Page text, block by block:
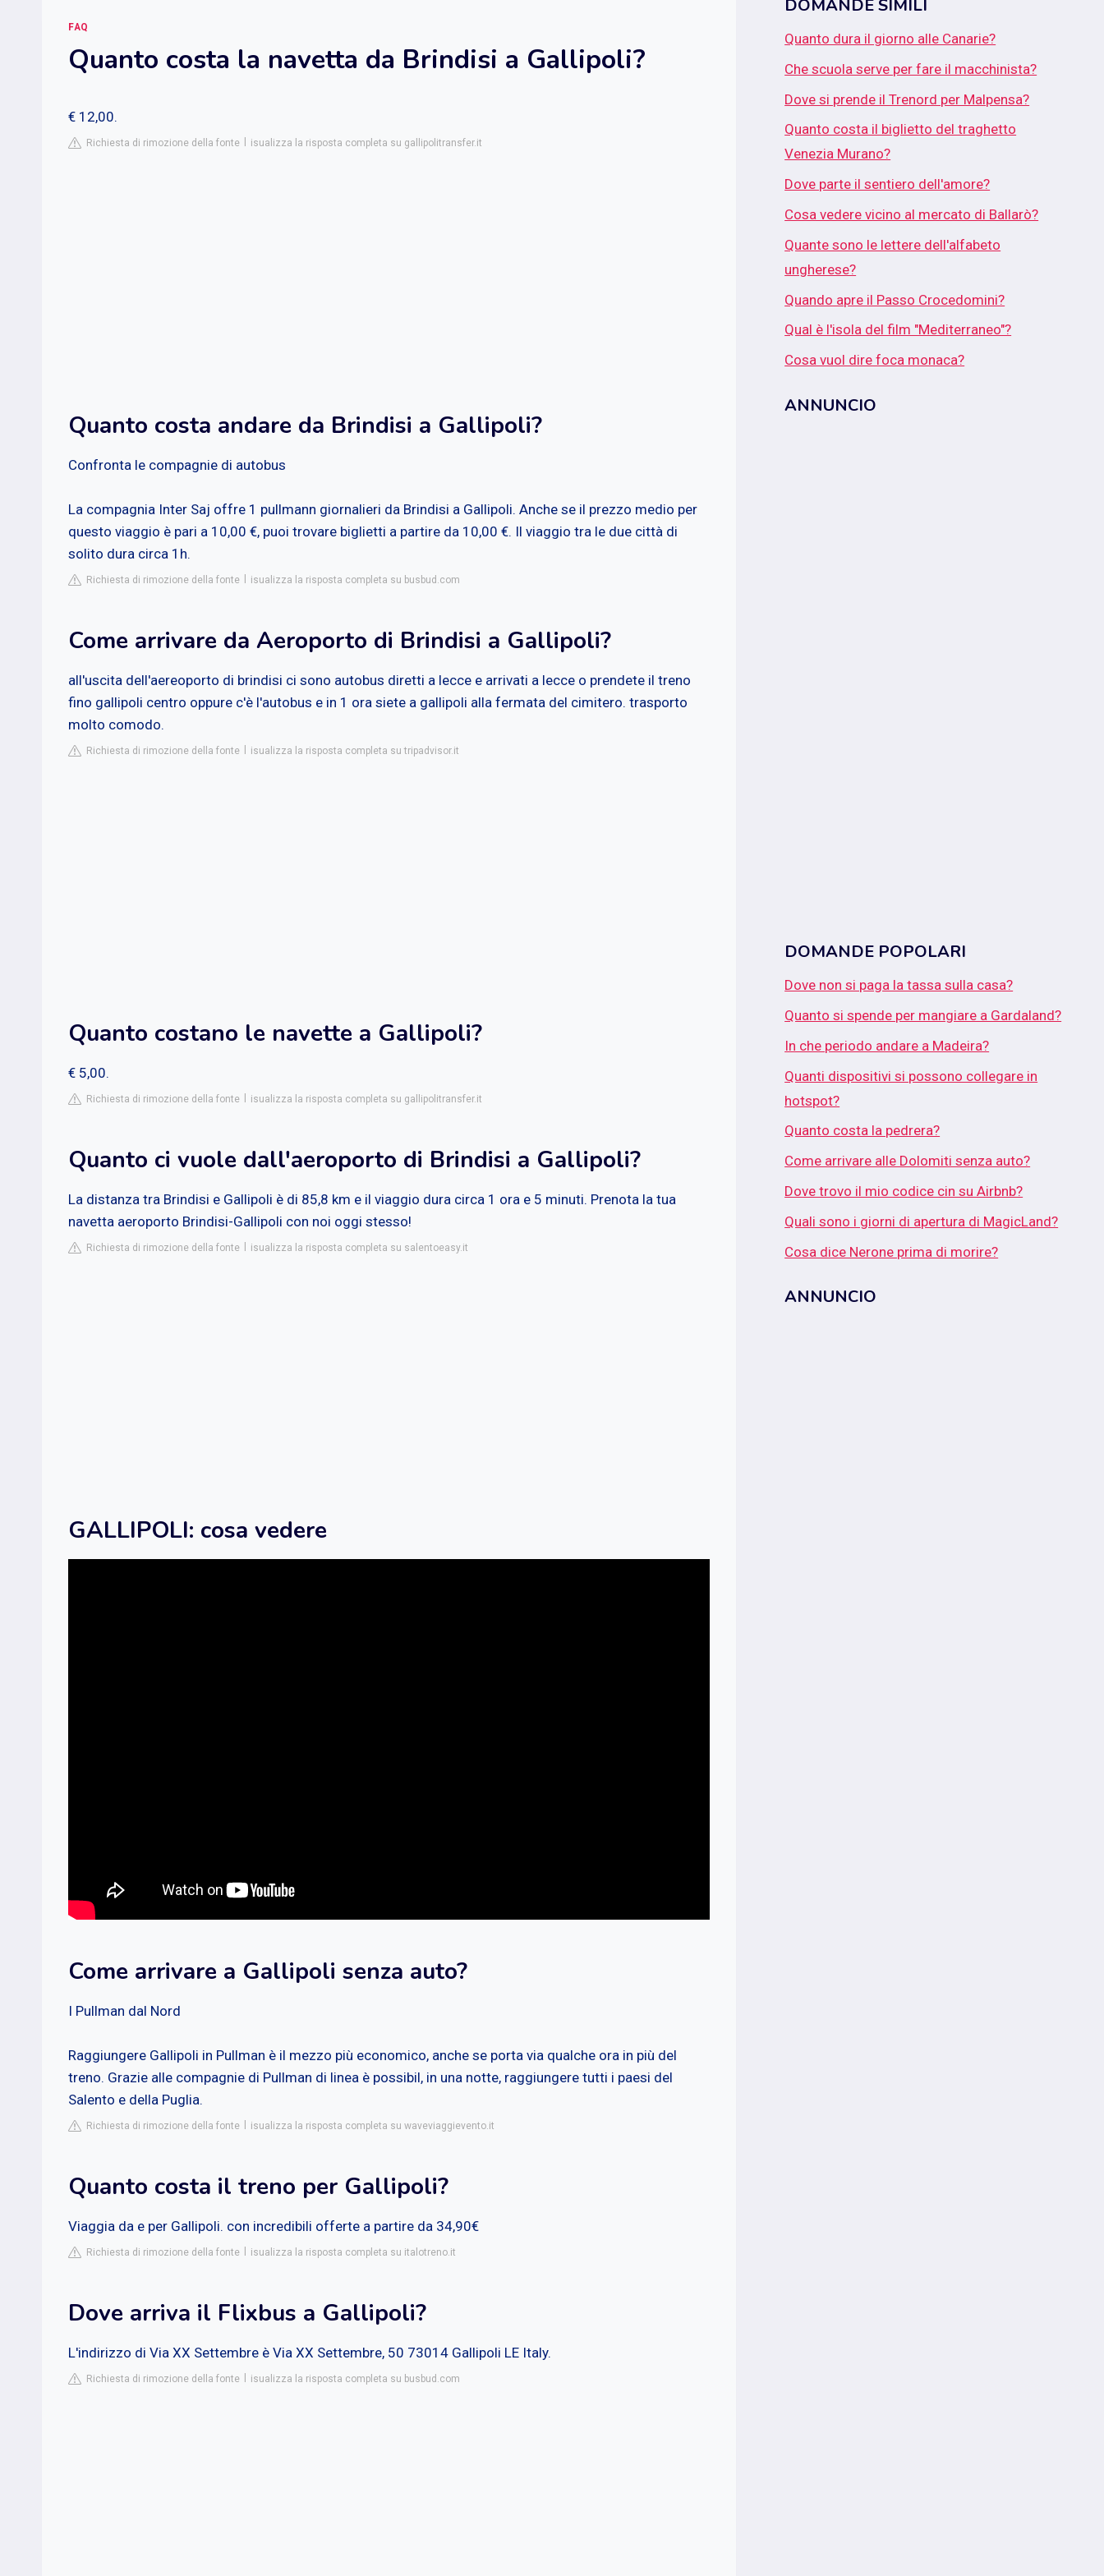
FAQ
Quanto costa la navetta da Brindisi a Gallipoli?
€ 12,00.
Richiesta di rimozione della fonte isualizza la risposta completa su gallipolitransfer.it
Quanto costa andare da Brindisi a Gallipoli?
Confronta le compagnie di autobus
La compagnia Inter Saj offre 1 pullmann giornalieri da Brindisi a Gallipoli. Anche se il prezzo medio per
questo viaggio è pari a 10,00 €, puoi trovare biglietti a partire da 10,00 €. Il viaggio tra le due città di
solito dura circa 1h.
Richiesta di rimozione della fonte isualizza la risposta completa su busbud.com
Come arrivare da Aeroporto di Brindisi a Gallipoli?
all'uscita dell'aereoporto di brindisi ci sono autobus diretti a lecce e arrivati a lecce o prendete il treno
fino gallipoli centro oppure c'è l'autobus e in 1 ora siete a gallipoli alla fermata del cimitero. trasporto
molto comodo.
Richiesta di rimozione della fonte isualizza la risposta completa su tripadvisor.it
Quanto costano le navette a Gallipoli?
€ 5,00.
Richiesta di rimozione della fonte isualizza la risposta completa su gallipolitransfer.it
Quanto ci vuole dall'aeroporto di Brindisi a Gallipoli?
La distanza tra Brindisi e Gallipoli è di 85,8 km e il viaggio dura circa 1 ora e 5 minuti. Prenota la tua
navetta aeroporto Brindisi-Gallipoli con noi oggi stesso!
Richiesta di rimozione della fonte isualizza la risposta completa su salentoeasy.it
GALLIPOLI: cosa vedere
Come arrivare a Gallipoli senza auto?
I Pullman dal Nord
Raggiungere Gallipoli in Pullman è il mezzo più economico, anche se porta via qualche ora in più del
treno. Grazie alle compagnie di Pullman di linea è possibil, in una notte, raggiungere tutti i paesi del
Salento e della Puglia.
Richiesta di rimozione della fonte isualizza la risposta completa su waveviaggievento.it
Quanto costa il treno per Gallipoli?
Viaggia da e per Gallipoli. con incredibili offerte a partire da 34,90€
Richiesta di rimozione della fonte isualizza la risposta completa su italotreno.it
Dove arriva il Flixbus a Gallipoli?
L'indirizzo di Via XX Settembre è Via XX Settembre, 50 73014 Gallipoli LE Italy.
Richiesta di rimozione della fonte isualizza la risposta completa su busbud.com
DOMANDE SIMILI
Quanto dura il giorno alle Canarie?
Che scuola serve per fare il macchinista?
Dove si prende il Trenord per Malpensa?
Quanto costa il biglietto del traghetto
Venezia Murano?
Dove parte il sentiero dell'amore?
Cosa vedere vicino al mercato di Ballarò?
Quante sono le lettere dell'alfabeto
ungherese?
Quando apre il Passo Crocedomini?
Qual è l'isola del film "Mediterraneo"?
Cosa vuol dire foca monaca?
ANNUNCIO
DOMANDE POPOLARI
Dove non si paga la tassa sulla casa?
Quanto si spende per mangiare a Gardaland?
In che periodo andare a Madeira?
Quanti dispositivi si possono collegare in
hotspot?
Quanto costa la pedrera?
Come arrivare alle Dolomiti senza auto?
Dove trovo il mio codice cin su Airbnb?
Quali sono i giorni di apertura di MagicLand?
Cosa dice Nerone prima di morire?
ANNUNCIO